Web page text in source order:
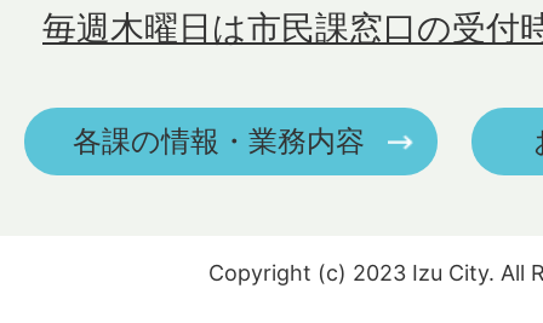
毎週木曜日は市民課窓口の受付
各課の情報・業務内容
Copyright (c) 2023 Izu City. All